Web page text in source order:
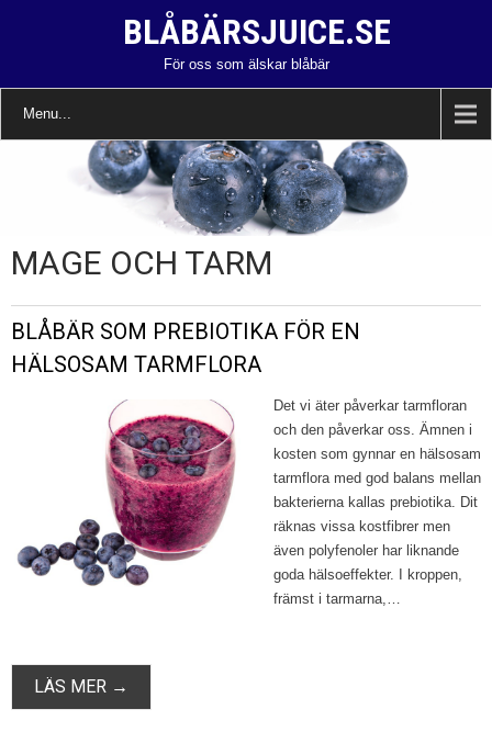
BLÅBÄRSJUICE.SE
För oss som älskar blåbär
Menu...
MAGE OCH TARM
BLÅBÄR SOM PREBIOTIKA FÖR EN
HÄLSOSAM TARMFLORA
Det vi äter påverkar tarmfloran
och den påverkar oss. Ämnen i
kosten som gynnar en hälsosam
tarmflora med god balans mellan
bakterierna kallas prebiotika. Dit
räknas vissa kostfibrer men
även polyfenoler har liknande
goda hälsoeffekter. I kroppen,
främst i tarmarna,…
LÄS MER →